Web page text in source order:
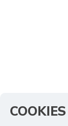
COOKIES